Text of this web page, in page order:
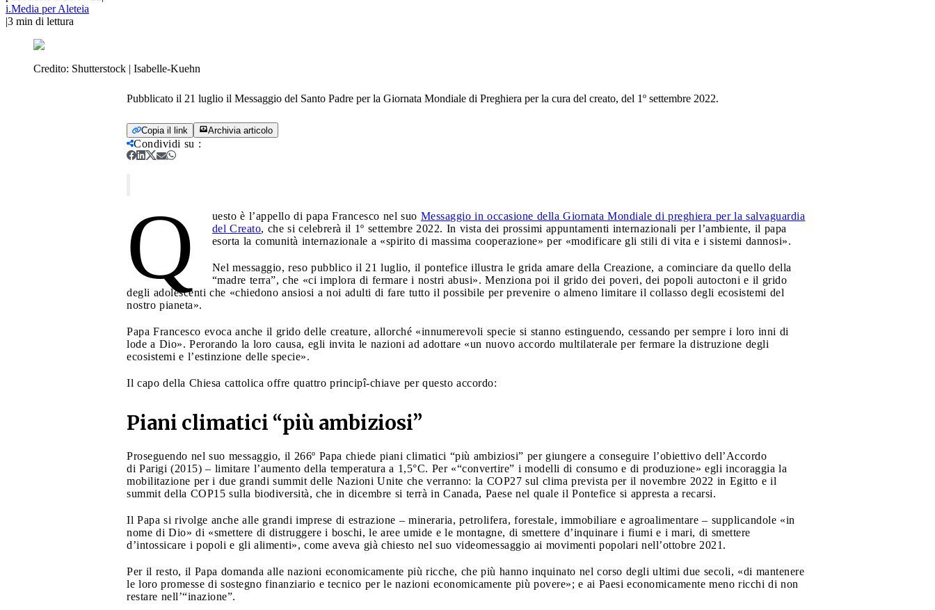
i.Media per Aleteia
|3 min di lettura
Credito: Shutterstock | Isabelle-Kuehn
Pubblicato il 21 luglio il Messaggio del Santo Padre per la Giornata Mondiale di Preghiera per la cura del creato, del 1º settembre 2022.
Copia il link Archivia articolo
Condividi su :
Q uesto è l’appello di papa Francesco nel suo Messaggio in occasione della Giornata Mondiale di preghiera per la salvaguardia
del Creato, che si celebrerà il 1º settembre 2022. In vista dei prossimi appuntamenti internazionali per l’ambiente, il papa
esorta la comunità internazionale a «spirito di massima cooperazione» per «modificare gli stili di vita e i sistemi dannosi».
Nel messaggio, reso pubblico il 21 luglio, il pontefice illustra le grida amare della Creazione, a cominciare da quello della
“madre terra”, che «ci implora di fermare i nostri abusi». Menziona poi il grido dei poveri, dei popoli autoctoni e il grido
degli adolescenti che «chiedono ansiosi a noi adulti di fare tutto il possibile per prevenire o almeno limitare il collasso degli ecosistemi del
nostro pianeta».
Papa Francesco evoca anche il grido delle creature, allorché «innumerevoli specie si stanno estinguendo, cessando per sempre i loro inni di
lode a Dio». Perorando la loro causa, egli invita le nazioni ad adottare «un nuovo accordo multilaterale per fermare la distruzione degli
ecosistemi e l’estinzione delle specie».
Il capo della Chiesa cattolica offre quattro principî-chiave per questo accordo:
Piani climatici “più ambiziosi”
Proseguendo nel suo messaggio, il 266º Papa chiede piani climatici “più ambiziosi” per giungere a conseguire l’obiettivo dell’Accordo
di Parigi (2015) – limitare l’aumento della temperatura a 1,5°C. Per «“convertire” i modelli di consumo e di produzione» egli incoraggia la
mobilitazione per i due grandi summit delle Nazioni Unite che verranno: la COP27 sul clima prevista per il novembre 2022 in Egitto e il
summit della COP15 sulla biodiversità, che in dicembre si terrà in Canada, Paese nel quale il Pontefice si appresta a recarsi.
Il Papa si rivolge anche alle grandi imprese di estrazione – mineraria, petrolifera, forestale, immobiliare e agroalimentare – supplicandole «in
nome di Dio» di «smettere di distruggere i boschi, le aree umide e le montagne, di smettere d’inquinare i fiumi e i mari, di smettere
d’intossicare i popoli e gli alimenti», come aveva già chiesto nel suo videomessaggio ai movimenti popolari nell’ottobre 2021.
Per il resto, il Papa domanda alle nazioni economicamente più ricche, che più hanno inquinato nel corso degli ultimi due secoli, «di mantenere
le loro promesse di sostegno finanziario e tecnico per le nazioni economicamente più povere»; e ai Paesi economicamente meno ricchi di non
restare nell’“inazione”.